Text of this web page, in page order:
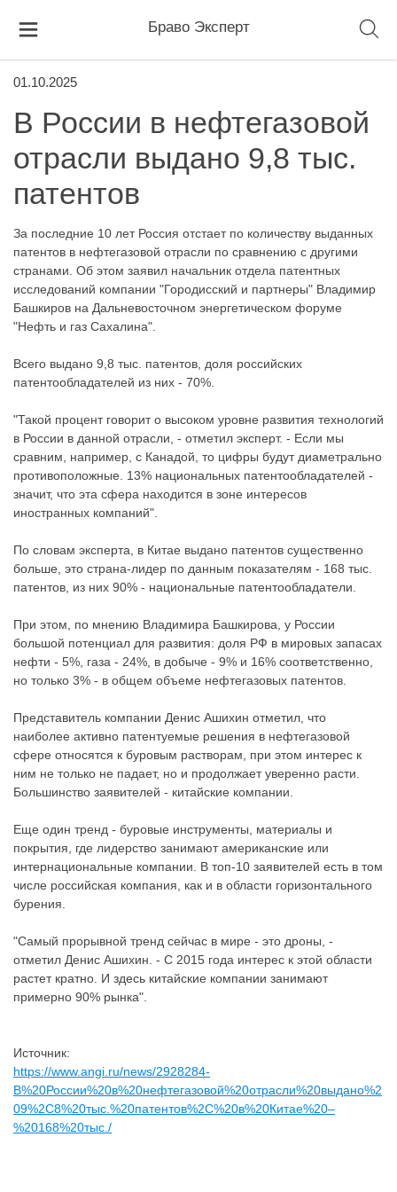
Браво Эксперт
01.10.2025
В России в нефтегазовой
отрасли выдано 9,8 тыс.
патентов
За последние 10 лет Россия отстает по количеству выданных
патентов в нефтегазовой отрасли по сравнению с другими
странами. Об этом заявил начальник отдела патентных
исследований компании "Городисский и партнеры" Владимир
Башкиров на Дальневосточном энергетическом форуме
"Нефть и газ Сахалина".
Всего выдано 9,8 тыс. патентов, доля российских
патентообладателей из них - 70%.
"Такой процент говорит о высоком уровне развития технологий
в России в данной отрасли, - отметил эксперт. - Если мы
сравним, например, с Канадой, то цифры будут диаметрально
противоположные. 13% национальных патентообладателей -
значит, что эта сфера находится в зоне интересов
иностранных компаний".
По словам эксперта, в Китае выдано патентов существенно
больше, это страна-лидер по данным показателям - 168 тыс.
патентов, из них 90% - национальные патентообладатели.
При этом, по мнению Владимира Башкирова, у России
большой потенциал для развития: доля РФ в мировых запасах
нефти - 5%, газа - 24%, в добыче - 9% и 16% соответственно,
но только 3% - в общем объеме нефтегазовых патентов.
Представитель компании Денис Ашихин отметил, что
наиболее активно патентуемые решения в нефтегазовой
сфере относятся к буровым растворам, при этом интерес к
ним не только не падает, но и продолжает уверенно расти.
Большинство заявителей - китайские компании.
Еще один тренд - буровые инструменты, материалы и
покрытия, где лидерство занимают американские или
интернациональные компании. В топ-10 заявителей есть в том
числе российская компания, как и в области горизонтального
бурения.
"Самый прорывной тренд сейчас в мире - это дроны, -
отметил Денис Ашихин. - С 2015 года интерес к этой области
растет кратно. И здесь китайские компании занимают
примерно 90% рынка".
Источник:
https://www.angi.ru/news/2928284-
В%20России%20в%20нефтегазовой%20отрасли%20выдано%2
09%2C8%20тыс.%20патентов%2C%20в%20Китае%20–
%20168%20тыс./